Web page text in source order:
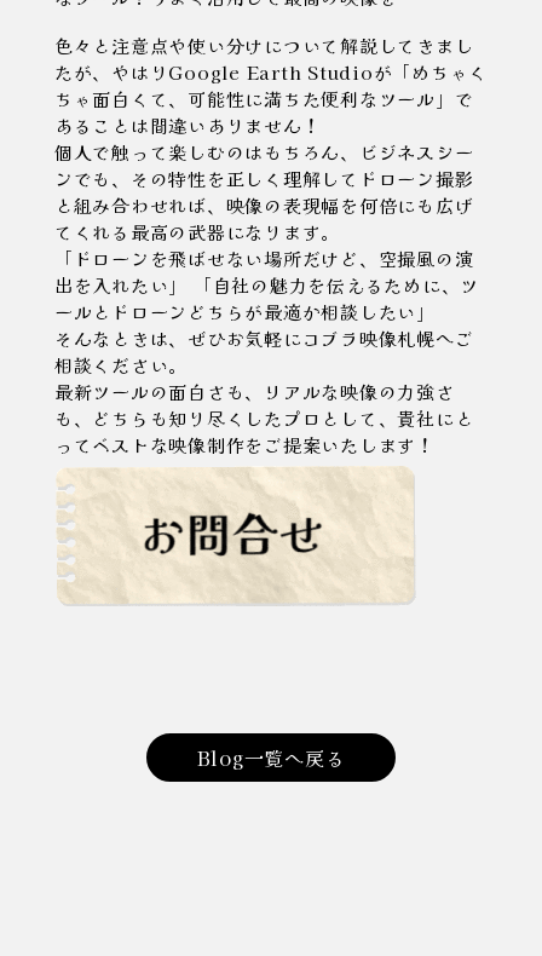
色々と注意点や使い分けについて解説してきまし
たが、やはりGoogle Earth Studioが「めちゃく
ちゃ面白くて、可能性に満ちた便利なツール」で
あることは間違いありません！
個人で触って楽しむのはもちろん、ビジネスシー
ンでも、その特性を正しく理解してドローン撮影
と組み合わせれば、映像の表現幅を何倍にも広げ
てくれる最高の武器になります。
「ドローンを飛ばせない場所だけど、空撮風の演
出を入れたい」 「自社の魅力を伝えるために、ツ
ールとドローンどちらが最適か相談したい」
そんなときは、ぜひお気軽にコブラ映像札幌へご
相談ください。
最新ツールの面白さも、リアルな映像の力強さ
も、どちらも知り尽くしたプロとして、貴社にと
ってベストな映像制作をご提案いたします！
Blog一覧へ戻る